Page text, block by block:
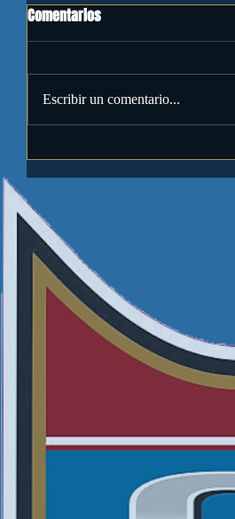
Comentarios
Escribir un comentario...